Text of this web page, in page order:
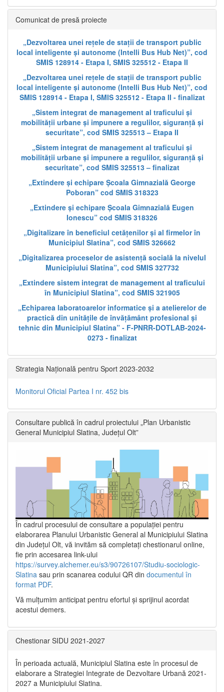
Comunicat de presă proiecte
„Dezvoltarea unei rețele de stații de transport public
local inteligente și autonome (Intelli Bus Hub Net)”, cod
SMIS 128914 - Etapa I, SMIS 325512 - Etapa II
„Dezvoltarea unei rețele de stații de transport public
local inteligente și autonome (Intelli Bus Hub Net)”, cod
SMIS 128914 - Etapa I, SMIS 325512 - Etapa II - finalizat
„Sistem integrat de management al traficului și
mobilității urbane și impunere a regulilor, siguranță și
securitate”, cod SMIS 325513 – Etapa II
„Sistem integrat de management al traficului și
mobilității urbane și impunere a regulilor, siguranță și
securitate”, cod SMIS 325513 – finalizat
„Extindere și echipare Școala Gimnazială George
Poboran” cod SMIS 318323
„Extindere și echipare Școala Gimnazială Eugen
Ionescu” cod SMIS 318326
„Digitalizare în beneficiul cetățenilor și al firmelor în
Municipiul Slatina”, cod SMIS 326662
„Digitalizarea proceselor de asistență socială la nivelul
Municipiului Slatina”, cod SMIS 327732
„Extindere sistem integrat de management al traficului
în Municipiul Slatina”, cod SMIS 321905
„Echiparea laboratoarelor informatice și a atelierelor de
practică din unitățile de învățământ profesional și
tehnic din Municipiul Slatina” - F-PNRR-DOTLAB-2024-
0273 - finalizat
Strategia Națională pentru Sport 2023-2032
Monitorul Oficial Partea I nr. 452 bis
Consultare publică în cadrul proiectului „Plan Urbanistic
General Municipiul Slatina, Județul Olt”
În cadrul procesului de consultare a populaţiei pentru
elaborarea Planului Urbanistic General al Municipiului Slatina
din Județul Olt, vă invităm să completați chestionarul online,
fie prin accesarea link-ului
https://survey.alchemer.eu/s3/90726107/Studiu-sociologic-
Slatina sau prin scanarea codului QR din documentul în
format PDF.
Vă mulţumim anticipat pentru efortul şi sprijinul acordat
acestui demers.
Chestionar SIDU 2021-2027
În perioada actuală, Municipiul Slatina este în procesul de
elaborare a Strategiei Integrate de Dezvoltare Urbană 2021‐
2027 a Municipiului Slatina.